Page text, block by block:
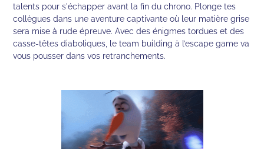
talents pour s'échapper avant la fin du chrono. Plonge tes
collègues dans une aventure captivante où leur matière grise
sera mise à rude épreuve. Avec des énigmes tordues et des
casse-têtes diaboliques, le team building à l’escape game va
vous pousser dans vos retranchements.